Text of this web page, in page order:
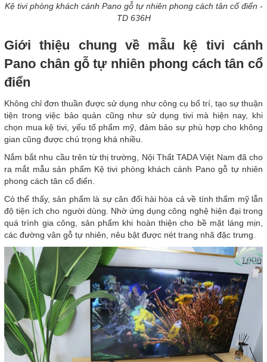
Kệ tivi phòng khách cánh Pano gỗ tự nhiên phong cách tân cổ điển -
TD 636H
Giới thiệu chung về mẫu kệ tivi cánh
Pano chân gỗ tự nhiên phong cách tân cổ
điển
Không chỉ đơn thuần được sử dụng như công cụ bố trí, tạo sự thuận
tiện trong việc bảo quản cũng như sử dụng tivi mà hiện nay, khi
chọn mua kệ tivi, yếu tố phẩm mỹ, đảm bảo sự phù hợp cho không
gian cũng được chú trọng khá nhiều.
Nắm bắt nhu cầu trên từ thị trường, Nội Thất TADA Việt Nam đã cho
ra mắt mẫu sản phẩm Kệ tivi phòng khách cánh Pano gỗ tự nhiên
phong cách tân cổ điển.
Có thể thấy, sản phẩm là sự cân đối hài hòa cả về tính thẩm mỹ lẫn
độ tiện ích cho người dùng. Nhờ ứng dụng công nghệ hiện đại trong
quá trình gia công, sản phẩm khi hoàn thiện cho bề mặt láng mịn,
các đường vân gỗ tự nhiên, nêu bật được nét trang nhã đặc trưng.